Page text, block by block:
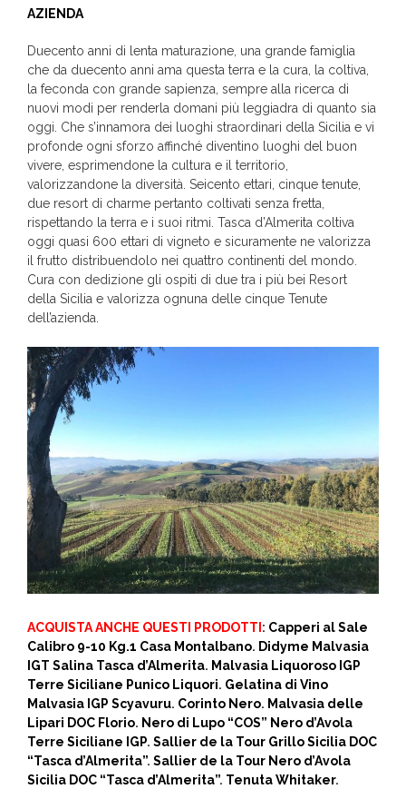
AZIENDA
Duecento anni di lenta maturazione, una grande famiglia
che da duecento anni ama questa terra e la cura, la coltiva,
la feconda con grande sapienza, sempre alla ricerca di
nuovi modi per renderla domani più leggiadra di quanto sia
oggi. Che s’innamora dei luoghi straordinari della Sicilia e vi
profonde ogni sforzo affinché diventino luoghi del buon
vivere, esprimendone la cultura e il territorio,
valorizzandone la diversità. Seicento ettari, cinque tenute,
due resort di charme pertanto coltivati senza fretta,
rispettando la terra e i suoi ritmi. Tasca d’Almerita coltiva
oggi quasi 600 ettari di vigneto e sicuramente ne valorizza
il frutto distribuendolo nei quattro continenti del mondo.
Cura con dedizione gli ospiti di due tra i più bei Resort
della Sicilia e valorizza ognuna delle cinque Tenute
dell’azienda.
ACQUISTA ANCHE QUESTI PRODOTTI : Capperi al Sale
Calibro 9-10 Kg.1 Casa Montalbano. Didyme Malvasia
IGT Salina Tasca d’Almerita. Malvasia Liquoroso IGP
Terre Siciliane Punico Liquori. Gelatina di Vino
Malvasia IGP Scyavuru. Corinto Nero. Malvasia delle
Lipari DOC Florio. Nero di Lupo “COS” Nero d’Avola
Terre Siciliane IGP. Sallier de la Tour Grillo Sicilia DOC
“Tasca d’Almerita”. Sallier de la Tour Nero d’Avola
Sicilia DOC “Tasca d’Almerita”. Tenuta Whitaker.